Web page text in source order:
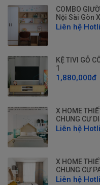
COMBO
Nội Sài Gòn
Liên hệ
KỆ TIVI GỖ
1
1,880,000đ
X HOME
CHUNG CƯ
Liên hệ
X HOME
CHUNG CƯ
Liên hệ